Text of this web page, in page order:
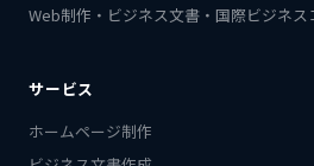
Web制作・ビジネス文書・国際ビジネス
サービス
ホームページ制作